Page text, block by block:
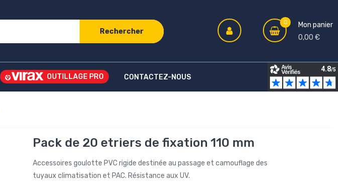
Rechercher
0
Mon panier
0,00 €
CONTACTEZ-NOUS
Pack de 20 etriers de fixation 110 mm
Accessoires goulotte PVC rigide destinée au passage et camouflage des
tuyaux climatisation et PAC. Résistance aux UV.